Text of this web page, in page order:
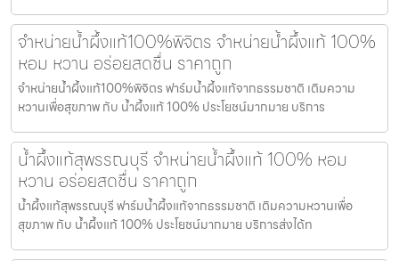
จำหน่ายน้ำผึ้งแท้100%พิจิตร จำหน่ายน้ำผึ้งแท้ 100%
หอม หวาน อร่อยสดชื่น ราคาถูก
จำหน่ายน้ำผึ้งแท้100%พิจิตร ฟาร์มน้ำผึ้งแท้จากธรรมชาติ เติมความ
หวานเพื่อสุขภาพ กับ น้ำผึ้งแท้ 100% ประโยชน์มากมาย บริการ
น้ำผึ้งแท้สุพรรณบุรี จำหน่ายน้ำผึ้งแท้ 100% หอม
หวาน อร่อยสดชื่น ราคาถูก
น้ำผึ้งแท้สุพรรณบุรี ฟาร์มน้ำผึ้งแท้จากธรรมชาติ เติมความหวานเพื่อ
สุขภาพ กับ น้ำผึ้งแท้ 100% ประโยชน์มากมาย บริการส่งได้ท